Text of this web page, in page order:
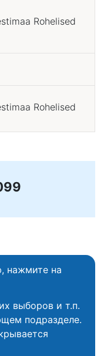
Rohelised
Rohelised
нажмите на
выборов и т.п.
подразделе.